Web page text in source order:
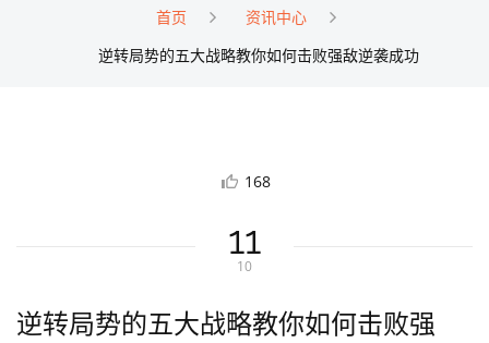
首页
资讯中心
逆转局势的五大战略教你如何击败强敌逆袭成功
168
11
10
逆转局势的五大战略教你如何击败强